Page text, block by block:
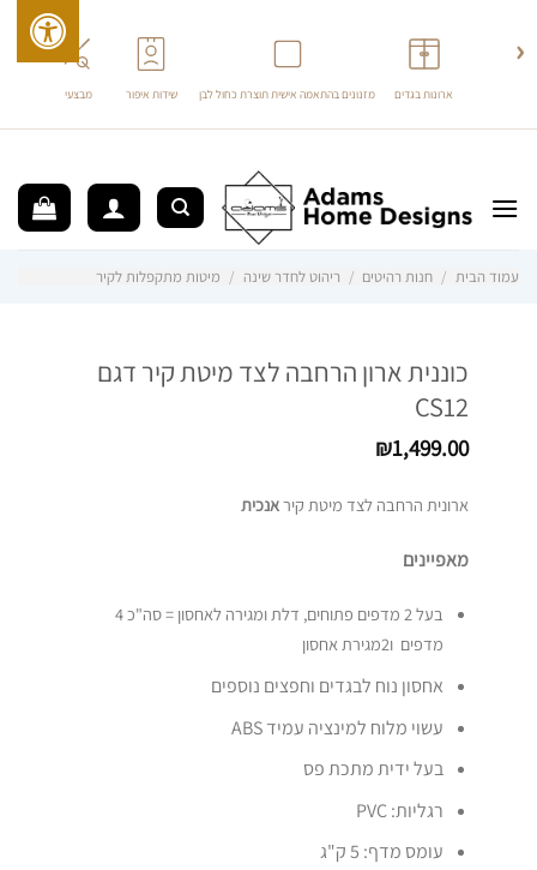
‹
ארונות בגדים מזנונים בהתאמה אישית תוצרת כחול לבן שידות איפור מבצעים
›
עמוד הבית / חנות רהיטים / ריהוט לחדר שינה / מיטות מתקפלות לקיר
כוננית ארון הרחבה לצד מיטת קיר דגם
CS12
₪1,499.00
ארונית הרחבה לצד מיטת קיראנכית
מאפיינים
בעל 2 מדפים פתוחים, דלת ומגירה לאחסון = סה"כ 4
מדפים ו2מגירת אחסון
אחסון נוח לבגדים וחפצים נוספים
עשוי מלוח למינציה עמיד ABS
בעל ידית מתכת פס
רגליות: PVC
עומס מדף: 5 ק"ג